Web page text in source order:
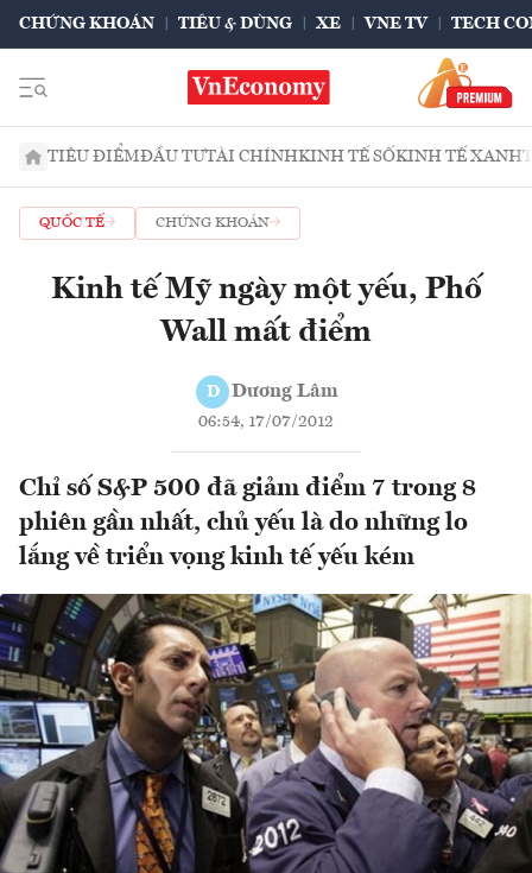
CHỨNG KHOÁN TIÊU & DÙNG XE VNE TV TECH
TIÊU ĐIỂMĐẦU TƯTÀI CHÍNHKINH TẾ SỐKINH TẾ XANH
QUỐC TẾ CHỨNG KHOÁN
Kinh tế Mỹ ngày một yếu, Phố
Wall mất điểm
D Dương Lâm
06:54, 17/07/2012
Chỉ số S&P 500 đã giảm điểm 7 trong 8
phiên gần nhất, chủ yếu là do những lo
lắng về triển vọng kinh tế yếu kém